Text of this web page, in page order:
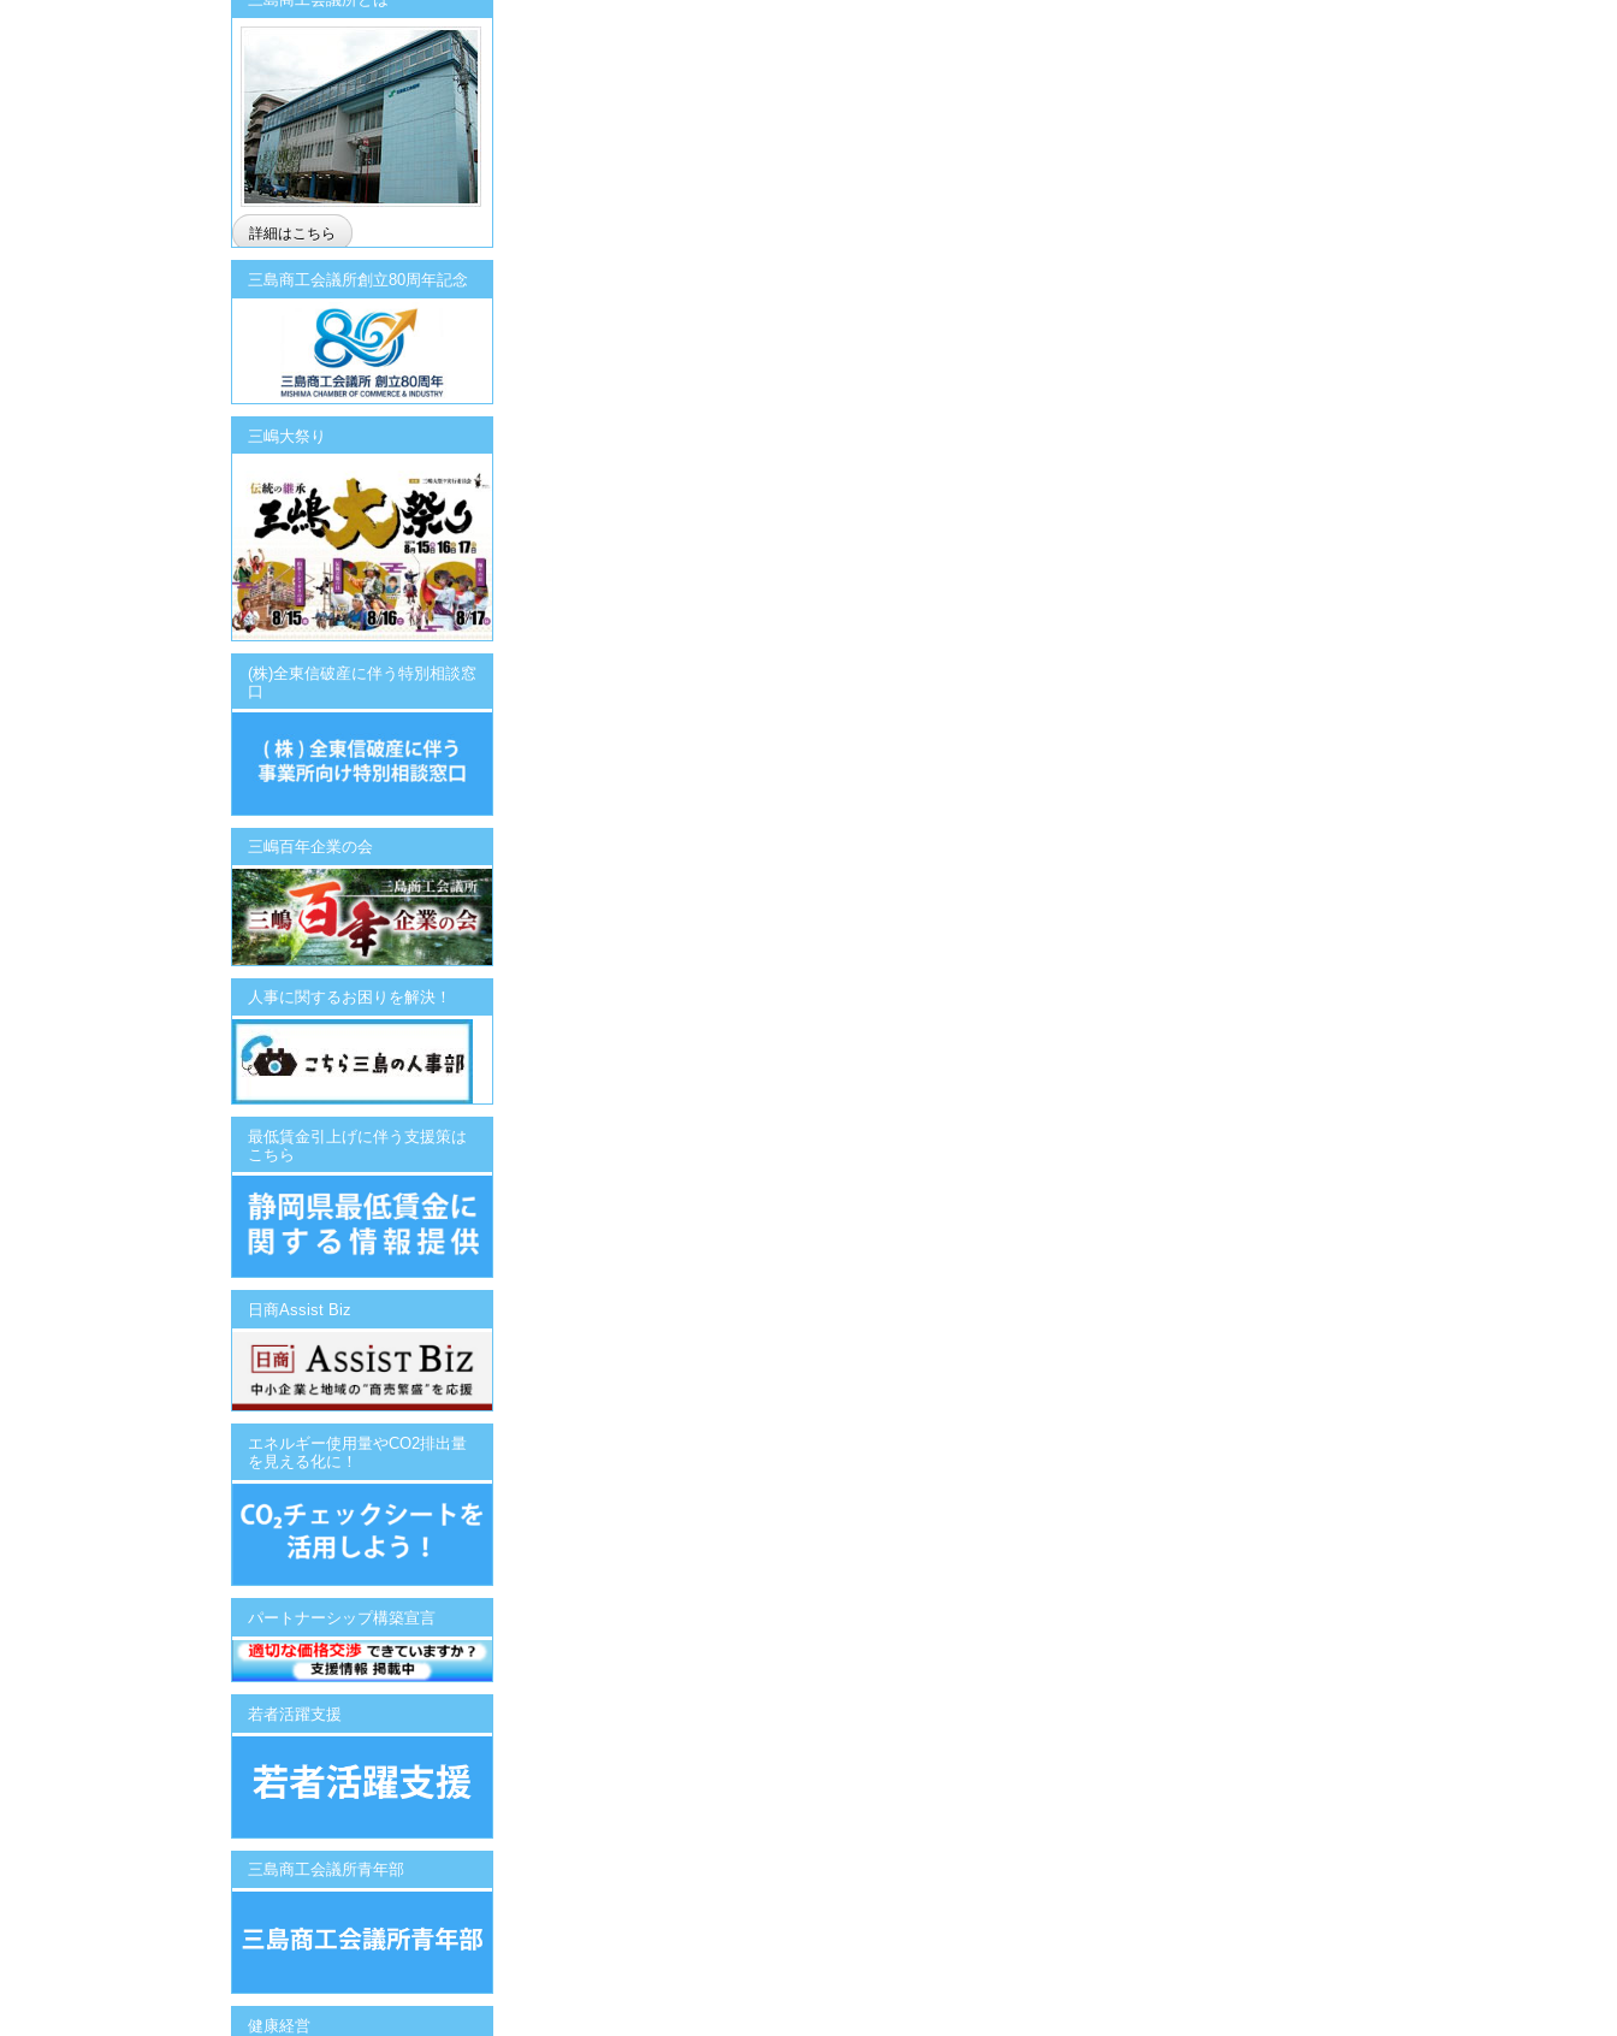
詳細はこちら
三島商工会議所創立80周年記念
三嶋大祭り
(株)全東信破産に伴う特別相談窓
口
三嶋百年企業の会
人事に関するお困りを解決！
最低賃金引上げに伴う支援策は
こちら
日商Assist Biz
エネルギー使用量やCO2排出量
を見える化に！
パートナーシップ構築宣言
若者活躍支援
三島商工会議所青年部
健康経営